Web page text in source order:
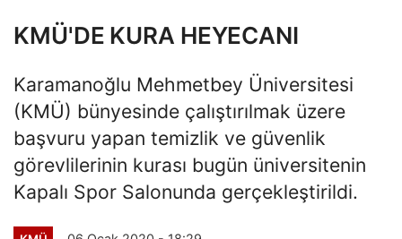
KMÜ'DE KURA HEYECANI
Karamanoğlu Mehmetbey Üniversitesi
(KMÜ) bünyesinde çalıştırılmak üzere
başvuru yapan temizlik ve güvenlik
görevlilerinin kurası bugün üniversitenin
Kapalı Spor Salonunda gerçekleştirildi.